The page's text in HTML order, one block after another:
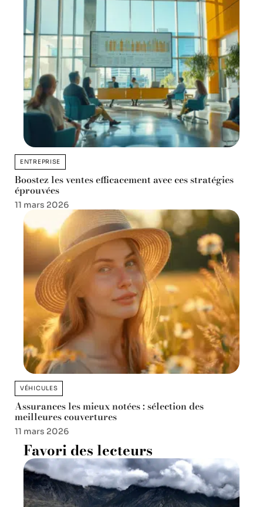
ENTREPRISE
Boostez les ventes efficacement avec ces stratégies
éprouvées
11 mars 2026
VÉHICULES
Assurances les mieux notées : sélection des
meilleures couvertures
11 mars 2026
Favori des lecteurs